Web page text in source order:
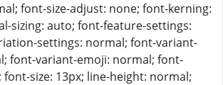
font-size-adjust: none; font-kerning:
sizing: auto; font-feature-settings:
settings: normal; font-variant-
font-variant-emoji: normal; font-
size: 13px; line-height: normal;